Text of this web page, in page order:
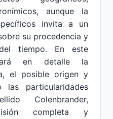
aunque la
invita a un
su procedencia y
tiempo. En este
en detalle la
el posible origen y
las particularidades
Colenbrander,
completa y